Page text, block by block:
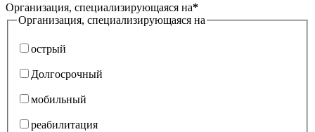
Организация, специализирующаяся на*
Организация, специализирующаяся на
острый
Долгосрочный
мобильный
реабилитация